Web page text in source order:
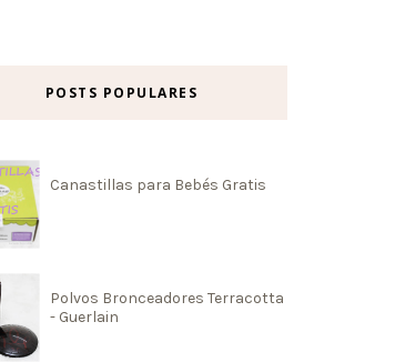
POSTS POPULARES
Canastillas para Bebés Gratis
Polvos Bronceadores Terracotta
- Guerlain